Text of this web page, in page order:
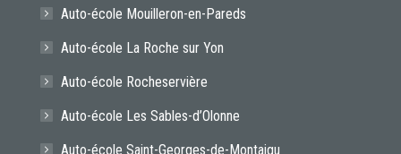
Auto-école Mouilleron-en-Pareds
Auto-école La Roche sur Yon
Auto-école Rocheservière
Auto-école Les Sables-d’Olonne
Auto-école Saint-Georges-de-Montaigu